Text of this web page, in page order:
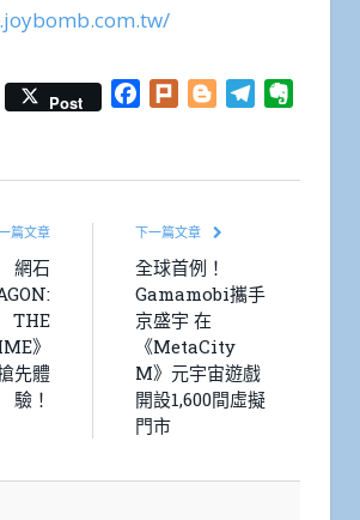
Post Facebook
Plurk BloggerTelegram
篇文章
網石
THE
》
先體
驗！
下一篇文章
全球首例！
Gamamobi攜手
京盛宇 在
《MetaCity
M》元宇宙遊戲
開設1,600間虛擬
門市